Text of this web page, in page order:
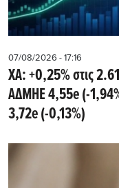
07/08/2026 - 17:16
ΧΑ: +0,25% στις
ΑΔΜΗΕ 4,55e (-
3,72e (-0,13%)